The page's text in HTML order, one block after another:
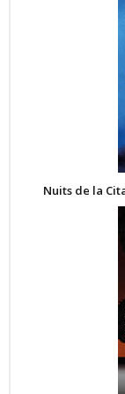
Nuits de la